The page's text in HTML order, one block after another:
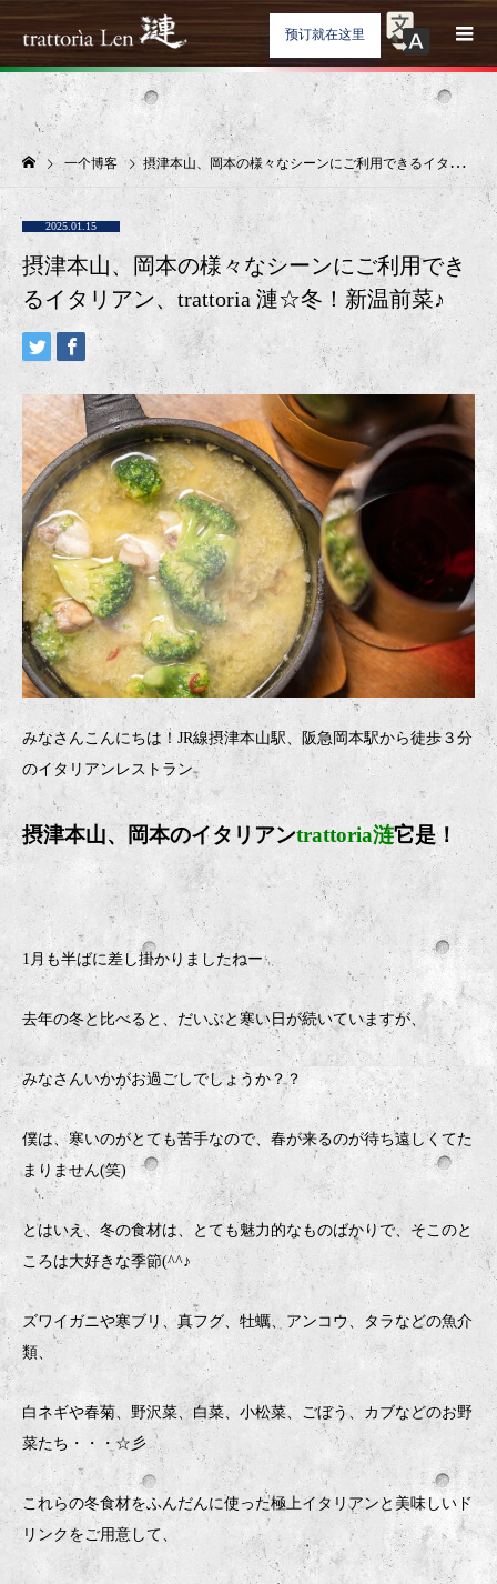
预订就在这里
一个博客 摂津本山、岡本の様々なシーンにご利用できるイタリアン、trattoria 漣☆冬！新温前菜♪
2025.01.15
摂津本山、岡本の様々なシーンにご利用でき
るイタリアン、trattoria 漣☆冬！新温前菜♪
みなさんこんにちは！JR線摂津本山駅、阪急岡本駅から徒歩３分
のイタリアンレストラン
摂津本山、岡本のイタリアンtrattoria涟它是！
1月も半ばに差し掛かりましたねー
去年の冬と比べると、だいぶと寒い日が続いていますが、
みなさんいかがお過ごしでしょうか？？
僕は、寒いのがとても苦手なので、春が来るのが待ち遠しくてた
まりません(笑)
とはいえ、冬の食材は、とても魅力的なものばかりで、そこのと
ころは大好きな季節(^^♪
ズワイガニや寒ブリ、真フグ、牡蠣、アンコウ、タラなどの魚介
類、
白ネギや春菊、野沢菜、白菜、小松菜、ごぼう、カブなどのお野
菜たち・・・☆彡
これらの冬食材をふんだんに使った極上イタリアンと美味しいド
リンクをご用意して、